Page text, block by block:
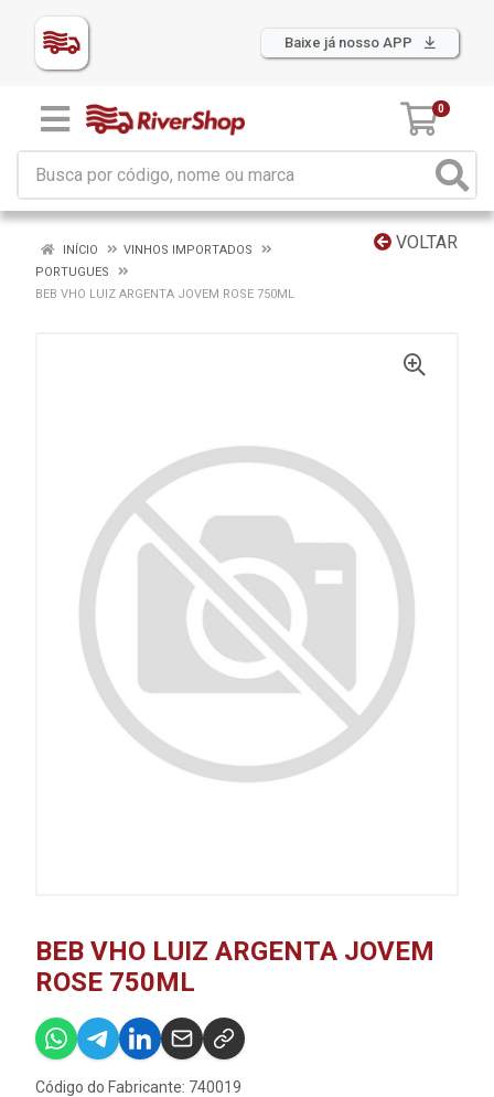
Baixe já nosso APP
0
VOLTAR
INÍCIO
VINHOS IMPORTADOS
PORTUGUES
BEB VHO LUIZ ARGENTA JOVEM ROSE 750ML
BEB VHO LUIZ ARGENTA JOVEM
ROSE 750ML
Código do Fabricante: 740019